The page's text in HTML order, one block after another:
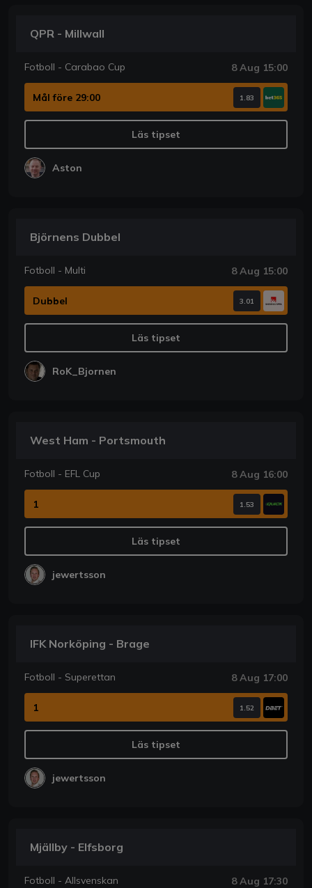
QPR - Millwall
Fotboll - Carabao Cup 8 Aug 15:00
Mål före 29:00 1.83
Läs tipset
Aston
Björnens Dubbel
Fotboll - Multi 8 Aug 15:00
Dubbel 3.01
Läs tipset
RoK_Bjornen
West Ham - Portsmouth
Fotboll - EFL Cup 8 Aug 16:00
1 1.53
Läs tipset
jewertsson
IFK Norköping - Brage
Fotboll - Superettan 8 Aug 17:00
1 1.52
Läs tipset
jewertsson
Mjällby - Elfsborg
Fotboll - Allsvenskan 8 Aug 17:30